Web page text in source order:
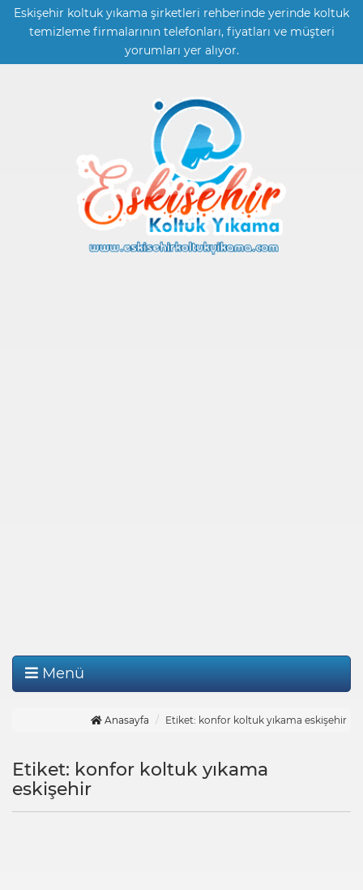
Eskişehir koltuk yıkama şirketleri rehberinde yerinde koltuk
temizleme firmalarının telefonları, fiyatları ve müşteri
yorumları yer alıyor.
Menü
Anasayfa Etiket: konfor koltuk yıkama eskişehir
Etiket: konfor koltuk yıkama
eskişehir